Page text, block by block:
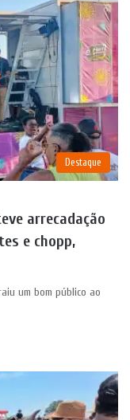
Destaque
arrecadação
e chopp,
um bom público ao